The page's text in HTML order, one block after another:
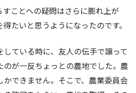
ことへの疑問はさらに膨れ上が
たいと思うようになったのです。
ている時に、友人の伝手で譲って
のが一反ちょっとの農地でした。農
できません。そこで、農業委員会